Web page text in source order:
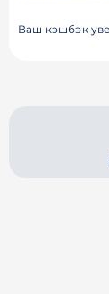
Ваш кэшбэк